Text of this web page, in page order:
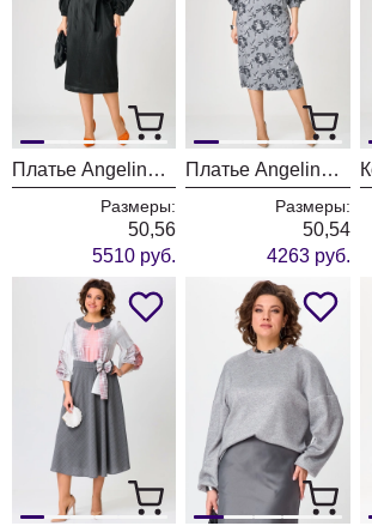
Платье Angelina & Company 1208
Размеры:
50,56
5510 руб.
Платье Angelina & Company 1206
Размеры:
50,54
4263 руб.